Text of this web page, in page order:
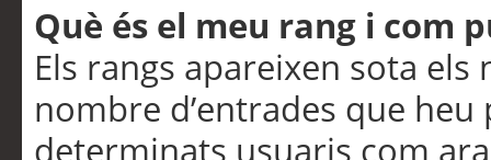
Què és el meu rang i com
Els rangs apareixen sota
nombre d’entrades que
determinats usuaris com